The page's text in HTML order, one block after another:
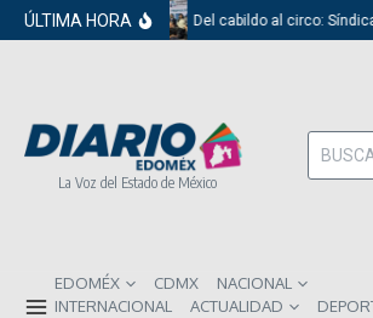
Saltar al contenido
ÚLTIMA HORA Del cabildo al circo:
La Voz del Estado de México
Buscar:
EDOMÉX CDMX
NACIONAL
INTERNACIONAL
ACTUALIDAD